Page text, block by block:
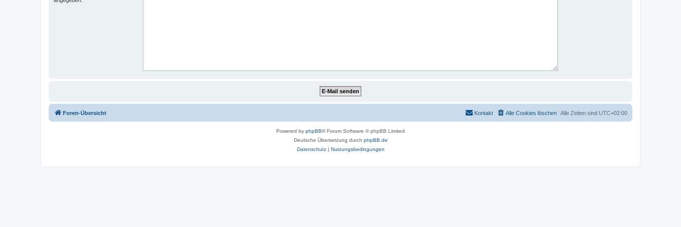
Foren-Übersicht Alle Zeiten sind UTC+02:00
Alle Cookies löschen
Kontakt
Powered by phpBB® Forum Software © phpBB Limited
Deutsche Übersetzung durch phpBB.de
Datenschutz| Nutzungsbedingungen